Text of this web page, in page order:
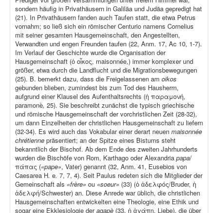
sondern häufig in Privathäusern in Galiläa und Judäa gepredigt hat
(21). In Privathäusern fanden auch Taufen statt, die etwa Petrus
vornahm; so ließ sich ein römischer Centurio namens Cornelius
mit seiner gesamten Hausgemeinschaft, den Angestellten,
Verwandten und engen Freunden taufen (22, Anm. 17, Ac 10, 1-7).
Im Verlauf der Geschichte wurde die Organisation der
Hausgemeinschaft (ὁ οἶκος, maisonnée,) immer komplexer und
größer, etwa durch die Landflucht und die Migrationsbewegungen
(25). B. bemerkt dazu, dass die Freigelassenen am oikos
gebunden blieben, zumindest bis zum Tod des Hausherrn,
aufgrund einer Klausel des Aufenthaltsrechts (ἡ παραμονή,
paramonè, 25). Sie beschreibt zunächst die typisch griechische
und römische Hausgemeinschaft der vorchristlichen Zeit (28-32),
um dann Einzelheiten der christlichen Hausgemeinschaft zu liefern
(32-34). Es wird auch das Vokabular einer derart neuen maisonnée
chrétienne präsentiert; an der Spitze eines Bistums steht
bekanntlich der Bischof. Ab dem Ende des zweiten Jahrhunderts
wurden die Bischöfe von Rom, Karthago oder Alexandria papa/
πάπας («pape», Vater) genannt (32, Anm. 41, Eusebios von
Caesarea H. e. 7, 7, 4). Seit Paulus redeten sich die Mitglieder der
Gemeinschaft als «frère» ou «soeur» (33) (ὁ ἀδελφός/Bruder, ἡ
ἀδελφή/Schwester) an. Diese Anrede war üblich, die christlichen
Hausgemeinschaften entwickelten eine Theologie, eine Ethik und
sogar eine Ekklesiologie deragapè (33, ἡ ἀγάπη, Liebe), die über